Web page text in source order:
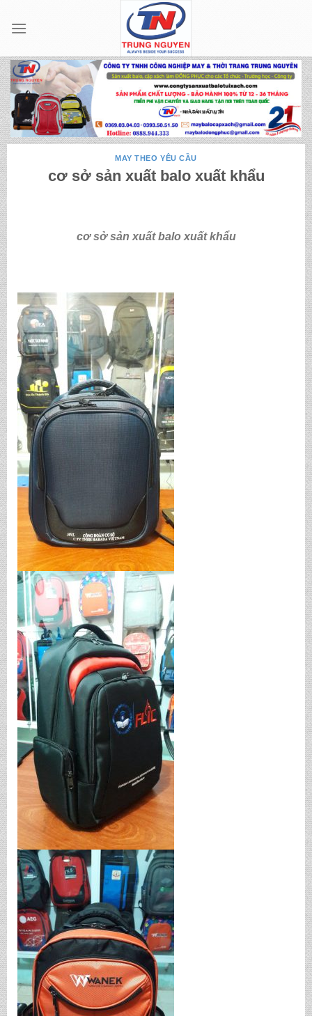
MAY THEO YÊU CẦU
cơ sở sản xuất balo xuất khẩu
cơ sở sản xuất balo xuất khẩu